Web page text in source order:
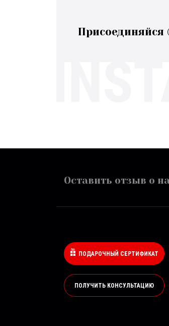
Присоединяйся
Оставить отзыв о
ПОДАРОЧНЫЙ СЕРТИФИКАТ
ПОЛУЧИТЬ КОНСУЛЬТАЦИЮ